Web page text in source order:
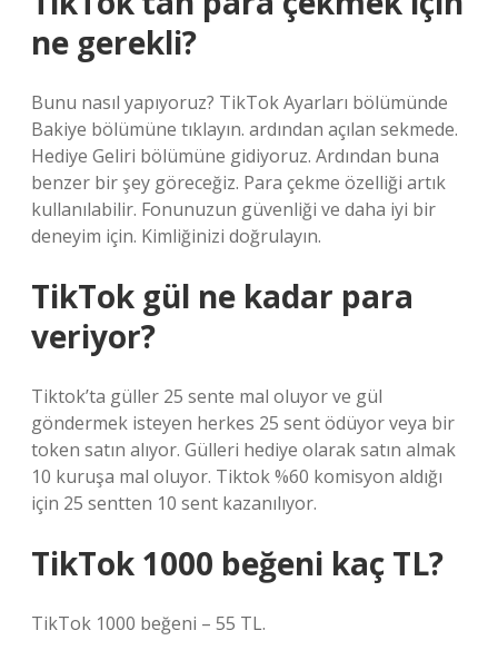
ne gerekli?
Bunu nasıl yapıyoruz? TikTok Ayarları bölümünde
Bakiye bölümüne tıklayın. ardından açılan sekmede.
Hediye Geliri bölümüne gidiyoruz. Ardından buna
benzer bir şey göreceğiz. Para çekme özelliği artık
kullanılabilir. Fonunuzun güvenliği ve daha iyi bir
deneyim için. Kimliğinizi doğrulayın.
TikTok gül ne kadar para
veriyor?
Tiktok’ta güller 25 sente mal oluyor ve gül
göndermek isteyen herkes 25 sent ödüyor veya bir
token satın alıyor. Gülleri hediye olarak satın almak
10 kuruşa mal oluyor. Tiktok %60 komisyon aldığı
için 25 sentten 10 sent kazanılıyor.
TikTok 1000 beğeni kaç TL?
TikTok 1000 beğeni – 55 TL.